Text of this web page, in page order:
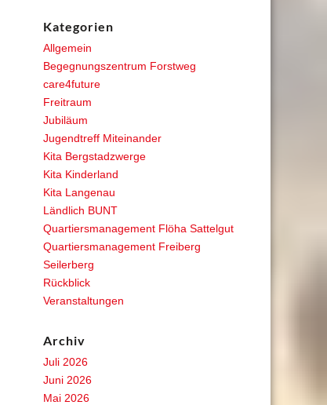
Kategorien
Allgemein
Begegnungszentrum Forstweg
care4future
Freitraum
Jubiläum
Jugendtreff Miteinander
Kita Bergstadzwerge
Kita Kinderland
Kita Langenau
Ländlich BUNT
Quartiersmanagement Flöha Sattelgut
Quartiersmanagement Freiberg
Seilerberg
Rückblick
Veranstaltungen
Archiv
Juli 2026
Juni 2026
Mai 2026